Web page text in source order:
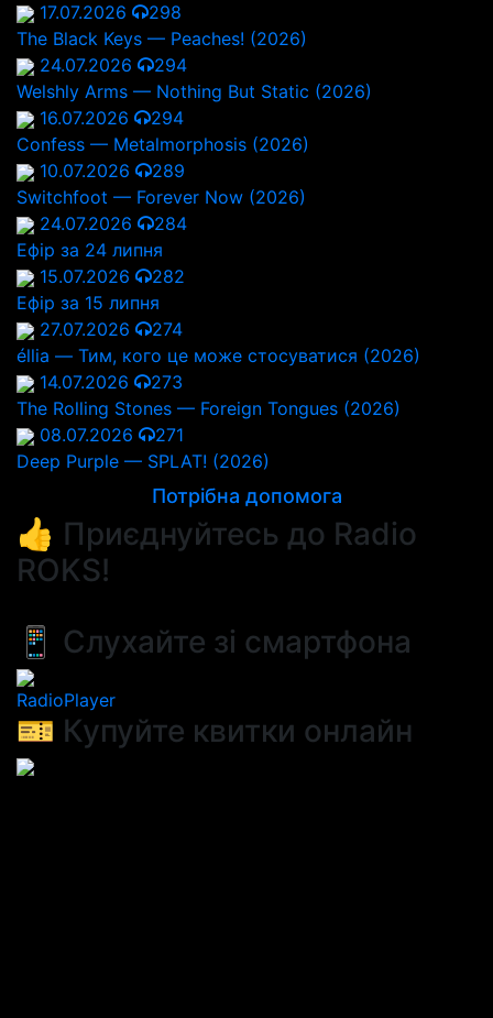
17.07.2026
298
The Black Keys — Peaches! (2026)
24.07.2026
294
Welshly Arms — Nothing But Static (2026)
16.07.2026
294
Confess — Metalmorphosis (2026)
10.07.2026
289
Switchfoot — Forever Now (2026)
24.07.2026
284
Ефір за 24 липня
15.07.2026
282
Ефір за 15 липня
27.07.2026
274
éllia — Тим, кого це може стосуватися (2026)
14.07.2026
273
The Rolling Stones — Foreign Tongues (2026)
08.07.2026
271
Deep Purple — SPLAT! (2026)
Потрібна допомога
👍 Приєднуйтесь до Radio
ROKS!
📱 Слухайте зі смартфона
RadioPlayer
🎫 Купуйте квитки онлайн